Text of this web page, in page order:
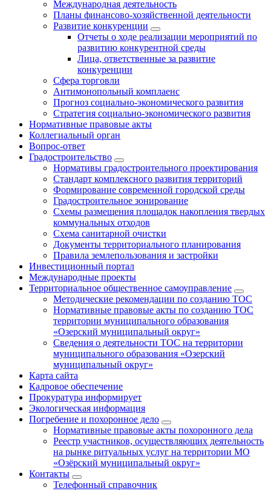
Международная деятельность
Планы финансово-хозяйственной деятельности
Развитие конкуренции
Отчеты о ходе реализации мероприятий по
развитию конкурентной среды
Лица, ответственные за развитие
конкуренции
Сфера торговли
Антимонопольный комплаенс
Прогноз социально-экономического развития
Стратегия социально-экономического развития
Нормативные правовые акты
Коллегиальный орган
Вопрос-ответ
Градостроительство
Нормативы градостроительного проектирования
Стандарт комплексного развития территорий
Формирование современной городской среды
Градостроительное зонирование
Схемы размещения площадок накопления твердых
коммунальных отходов
Схема санитарной очистки
Документы территориального планирования
Правила землепользования и застройки
Инвестиционный портал
Международные проекты
Территориальное общественное самоуправление
Методические рекомендации по созданию ТОС
Нормативные правовые акты по созданию ТОС
территории муниципального образования
«Озерский муниципальный округ»
Сведения о деятельности ТОС на территории
муниципального образования «Озерский
муниципальный округ»
Карта сайта
Кадровое обеспечение
Прокуратура информирует
Экологическая информация
Погребение и похоронное дело
Нормативные правовые акты похоронного дела
Реестр участников, осуществляющих деятельность
на рынке ритуальных услуг на территории МО
«Озёрский муниципальный округ»
Контакты
Телефонный справочник